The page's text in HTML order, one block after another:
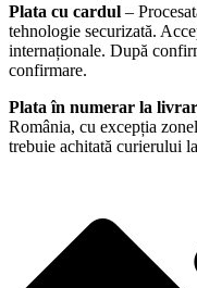
Plata cu cardul –
tehnologie securizată.
internaționale. După
confirmare.
Plata în numerar la
România, cu excepția
trebuie achitată curierului